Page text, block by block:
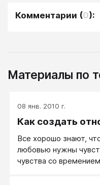
Комментарии (0):
Материалы по
08 янв. 2010 г.
Как создать
Все хорошо знают,
любовью нужны
чувства со